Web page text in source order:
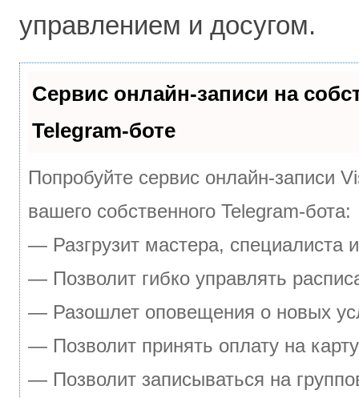
управлением и досугом.
Сервис онлайн-записи на
Telegram-боте
Попробуйте сервис онлайн-записи
вашего собственного Telegram-бота:
— Разгрузит мастера, специалиста
— Позволит гибко управлять
— Разошлет оповещения о новых
— Позволит принять оплату на
— Позволит записываться на